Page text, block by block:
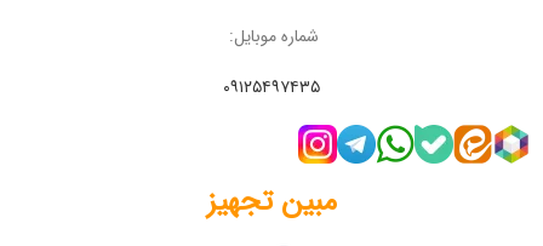
شماره موبایل:
۰۹۱۲۵۴۹۷۴۳۵
مبین تجهیز